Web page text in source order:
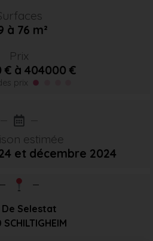
à 76 m²
Prix
€ à 404000 €
prix
estimée
et décembre 2024
De Selestat
SCHILTIGHEIM